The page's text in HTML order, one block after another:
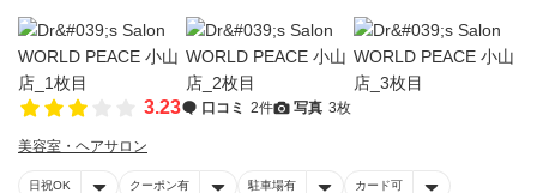
3.23 口コミ 2件 写真 3枚
美容室・ヘアサロン
日祝OK クーポン有 駐車場有 カード可